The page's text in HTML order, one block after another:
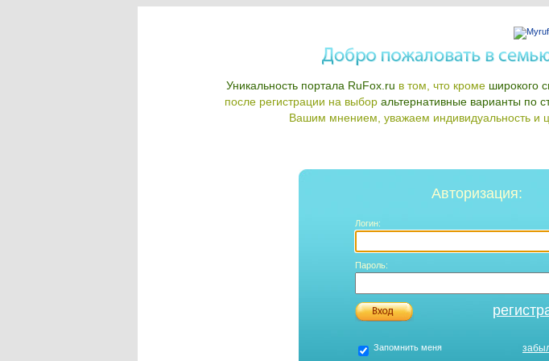
Уникальность портала RuFox.ru в том, что кроме широкого
после регистрации на выбор альтернативные варианты по
Вашим мнением, уважаем индивидуальность
Авторизация:
Логин:
Пароль:
Запомнить меня